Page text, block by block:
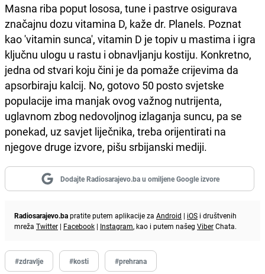
Masna riba poput lososa, tune i pastrve osigurava
značajnu dozu vitamina D, kaže dr. Planels. Poznat
kao 'vitamin sunca', vitamin D je topiv u mastima i igra
ključnu ulogu u rastu i obnavljanju kostiju. Konkretno,
jedna od stvari koju čini je da pomaže crijevima da
apsorbiraju kalcij. No, gotovo 50 posto svjetske
populacije ima manjak ovog važnog nutrijenta,
uglavnom zbog nedovoljnog izlaganja suncu, pa se
ponekad, uz savjet liječnika, treba orijentirati na
njegove druge izvore, pišu srbijanski mediji.
Dodajte Radiosarajevo.ba u omiljene Google izvore
Radiosarajevo.bapratite putem aplikacije za Android | iOS i društvenih
mreža Twitter | Facebook | Instagram, kao i putem našeg ViberChata.
#zdravlje #kosti #prehrana